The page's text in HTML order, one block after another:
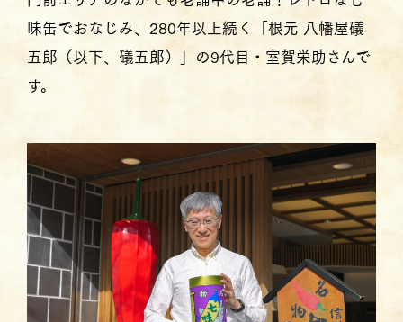
味缶でおなじみ、280年以上続く「根元 八幡屋礒
五郎（以下、礒五郎）」の9代目・室賀栄助さんで
す。